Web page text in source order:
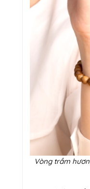
Vòng trầm